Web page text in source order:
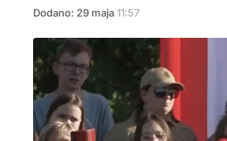
Dodano: 29 maja11:57